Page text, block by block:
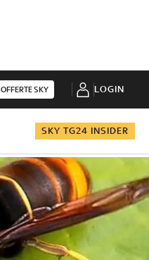
OFFERTE SKY LOGIN
SKY TG24 INSIDER